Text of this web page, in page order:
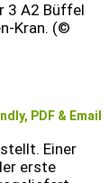
3 A2 Büffel
Kran. (©
Einer
erste